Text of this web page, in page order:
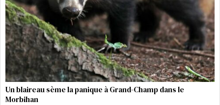
Un blaireau sème la panique à Grand-Champ dans le
Morbihan